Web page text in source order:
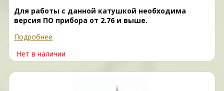
Для работы с данной катушкой необходима
версия ПО прибора от 2.76 и выше.
Подробнее
Нет в наличии